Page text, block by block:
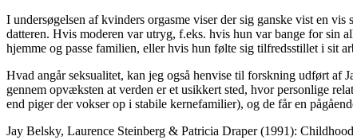
I undersøgelsen af kvinders orgasme viser der sig ganske vist en
datteren. Hvis moderen var utryg, f.eks. hvis hun var bange for sin
hjemme og passe familien, eller hvis hun følte sig tilfredsstillet i sit
Hvad angår seksualitet, kan jeg også henvise til forskning udført af
gennem opvæksten at verden er et usikkert sted, hvor personlige
end piger der vokser op i stabile kernefamilier), og de får en
Jay Belsky, Laurence Steinberg & Patricia Draper (1991):